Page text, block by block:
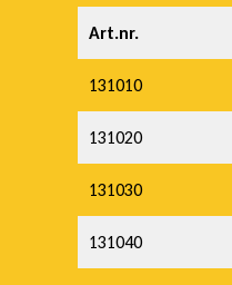
Art.nr.
131010
131020
131030
131040